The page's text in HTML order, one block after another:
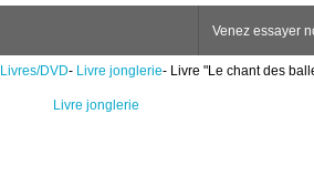
Venez essayer
Livres/DVD- Livre jonglerie- Livre "Le chant des
Livre jonglerie